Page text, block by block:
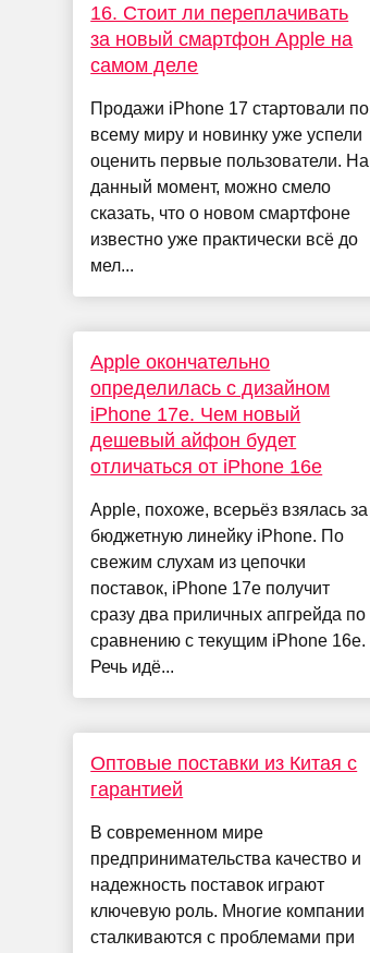
16. Стоит ли переплачивать
за новый смартфон Apple на
самом деле
Продажи iPhone 17 стартовали по
всему миру и новинку уже успели
оценить первые пользователи. На
данный момент, можно смело
сказать, что о новом смартфоне
известно уже практически всё до
мел...
Apple окончательно
определилась с дизайном
iPhone 17e. Чем новый
дешевый айфон будет
отличаться от iPhone 16e
Apple, похоже, всерьёз взялась за
бюджетную линейку iPhone. По
свежим слухам из цепочки
поставок, iPhone 17e получит
сразу два приличных апгрейда по
сравнению с текущим iPhone 16e.
Речь идё...
Оптовые поставки из Китая с
гарантией
В современном мире
предпринимательства качество и
надежность поставок играют
ключевую роль. Многие компании
сталкиваются с проблемами при